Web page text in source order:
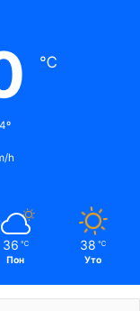
℃
h
36 ℃
Пон
38 ℃
Уто